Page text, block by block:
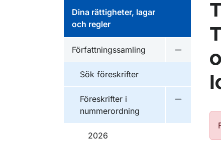
Dina rättigheter, lagar
och regler
Författningssamling
Sök föreskrifter
Föreskrifter i
nummerordning
2026